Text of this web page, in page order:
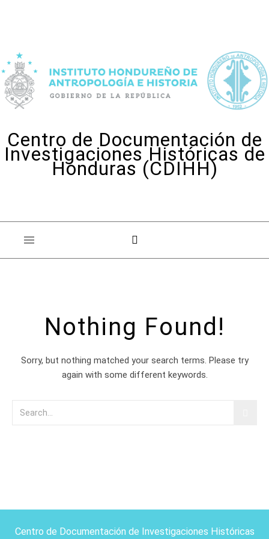
Centro de Documentación de
Investigaciones Históricas de
Honduras (CDIHH)
Nothing Found!
Sorry, but nothing matched your search terms. Please try
again with some different keywords.
Centro de Documentación de Investigaciones Históricas